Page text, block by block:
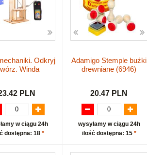
Odkryj
Winda
PLN
w ciągu 24h
dostępna: 18 *
Adamigo Stemple buźki
drewniane (6946)
20.47 PLN
wysyłamy w ciągu 24h
ilość dostępna: 15 *